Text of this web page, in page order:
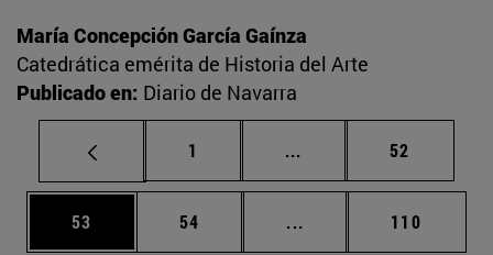
María Concepción García Gaínza
Catedrática emérita de Historia del Arte
Publicado en: Diario de Navarra
Página
1 ... Páginas intermedias
Página
52
Página
53 Página
54 ... Páginas intermedias
Página
110